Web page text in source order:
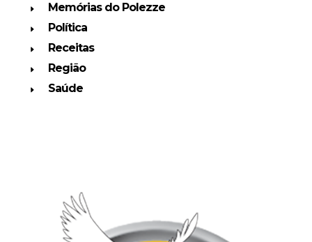
Memórias do Polezze
Política
Receitas
Região
Saúde